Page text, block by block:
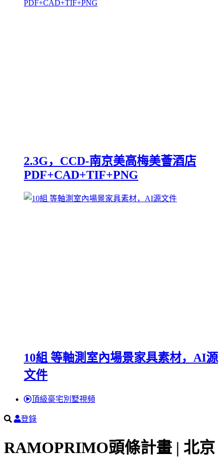
2.3G，CCD-南京美高梅美薈酒店
PDF+CAD+TIF+PNG
10組 等軸測室內場景家具素材，AI源
文件
頂級豪宅別墅視頻
登錄
RAMOPRIMO頭條計畫 | 北京